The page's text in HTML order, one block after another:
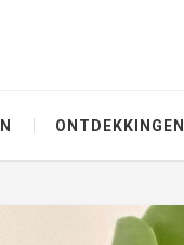
ONTDEKKINGEN